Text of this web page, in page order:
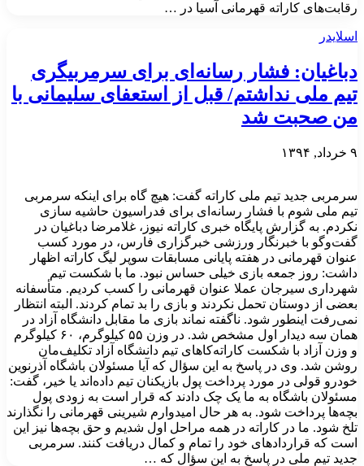
رقابت‌های کاراته قهرمانی آسیا در …
اسلایدر
دباغیان: فشار رسانه‌ای برای سرمربیگری
تیم ملی نداشتم/ قبل از استعفای سلیمانی با
من صحبت شد
۹ خرداد, ۱۳۹۴
سرمربی جدید تیم ملی کاراته گفت: هیچ گاه برای اینکه سرمربی
تیم ملی شوم با فشار رسانه‌ای برای فدراسیون حاشیه‌ سازی
نکردم. به گزارش پایگاه خبری کاراته نیوز، غلامرضا دباغیان در
گفت‌وگو با خبرنگار ورزشی خبرگزاری فارس، در مورد کسب
عنوان قهرمانی در هفته پایانی مسابقات سوپر لیگ کاراته اظهار
داشت: روز جمعه بازی خیلی حساس نبود. ما با شکست تیم
شهرداری سیرجان عملا عنوان قهرمانی را کسب کردیم. متأسفانه
بعضی از دوستان تحمل نکردند و بازی را بد تمام کردند. البته انتظار
نمی‌رفت اینطور شود. ناگفته نماند بازی ما مقابل دانشگاه آزاد در
همان سه دیدار اول مشخص شد. در وزن ۵۵ کیلوگرم، ۶۰ کیلوگرم
و وزن آزاد با شکست کاراته‌کاهای تیم دانشگاه آزاد تکلیف‌مان
روشن شد. وی در پاسخ به این سؤال که آیا مسئولان باشگاه آذرنوین
خودرو قولی در مورد پرداخت پول بازیکنان تیم داده‌اند یا خیر، گفت:
مسئولان باشگاه به ما یک چک دادند که قرار است به زودی پول
بچه‌ها پرداخت شود. به هر حال امیدوارم شیرینی قهرمانی را نگذارند
تلخ شود. ما در کاراته در همه مراحل اول شدیم و حق بچه‌ها نیز این
است که قراردادهای خود را تمام و کمال دریافت کنند. سرمربی
جدید تیم ملی در پاسخ به این سؤال که …